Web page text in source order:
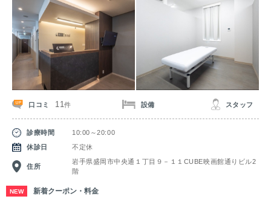
口コミ 11件 設備 スタッフ
診療時間
10:00～20:00
休診日
不定休
住所
岩手県盛岡市中央通１丁目９－１１CUBE映画館通りビル2
階
NEW 新着クーポン・料金
千葉県 東京都
中部
新潟県 富山県 石川県
愛知県